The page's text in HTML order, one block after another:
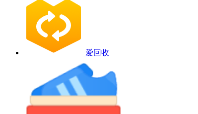
爱回收